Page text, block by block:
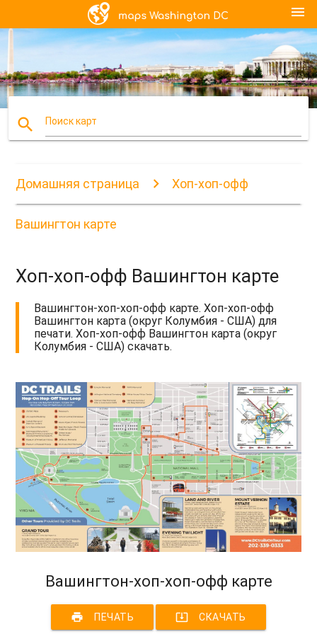
menu
search Поиск карт
Домашняя страница Хоп-хоп-офф
Вашингтон карте
Хоп-хоп-офф Вашингтон карте
Вашингтон-хоп-хоп-офф карте. Хоп-хоп-офф
Вашингтон карта (округ Колумбия - США) для
печати. Хоп-хоп-офф Вашингтон карта (округ
Колумбия - США) скачать.
Вашингтон-хоп-хоп-офф карте
print ПЕЧАТЬ system_update_alt СКАЧАТЬ